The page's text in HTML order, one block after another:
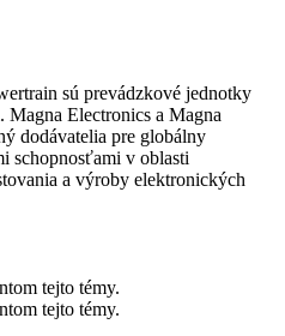
sú prevádzkové jednotky
Magna Electronics a Magna
dodávatelia pre globálny
schopnosťami v oblasti
a výroby elektronických
tejto témy.
tejto témy.